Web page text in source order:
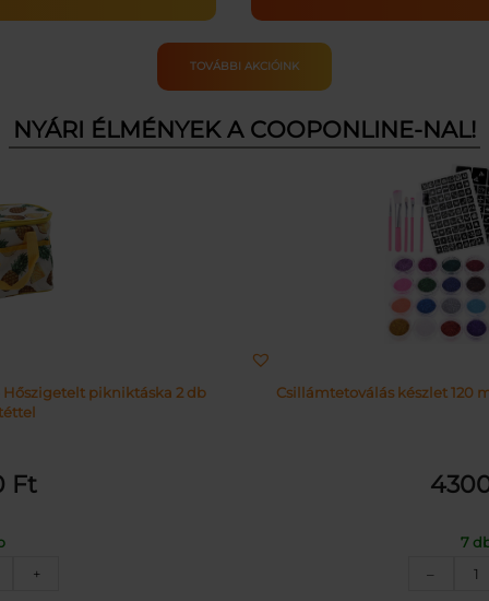
TOVÁBBI AKCIÓINK
NYÁRI ÉLMÉNYEK A COOPONLINE-NAL!
Hőszigetelt pikniktáska 2 db
Ft
+
Csillámtetoválás készlet 120
7
–